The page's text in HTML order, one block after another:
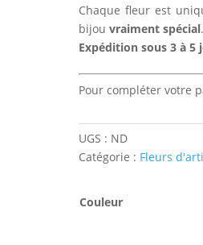
Chaque fleur est
bijou vraiment spécial.
Expédition sous 3 à 5
Pour compléter votre
UGS : ND
Catégorie : Fleurs
Couleur